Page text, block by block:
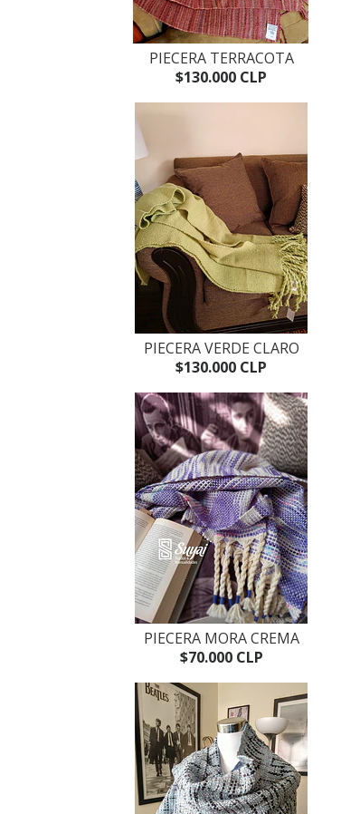
PIECERA TERRACOTA
$130.000 CLP
PIECERA VERDE CLARO
$130.000 CLP
PIECERA MORA CREMA
$70.000 CLP